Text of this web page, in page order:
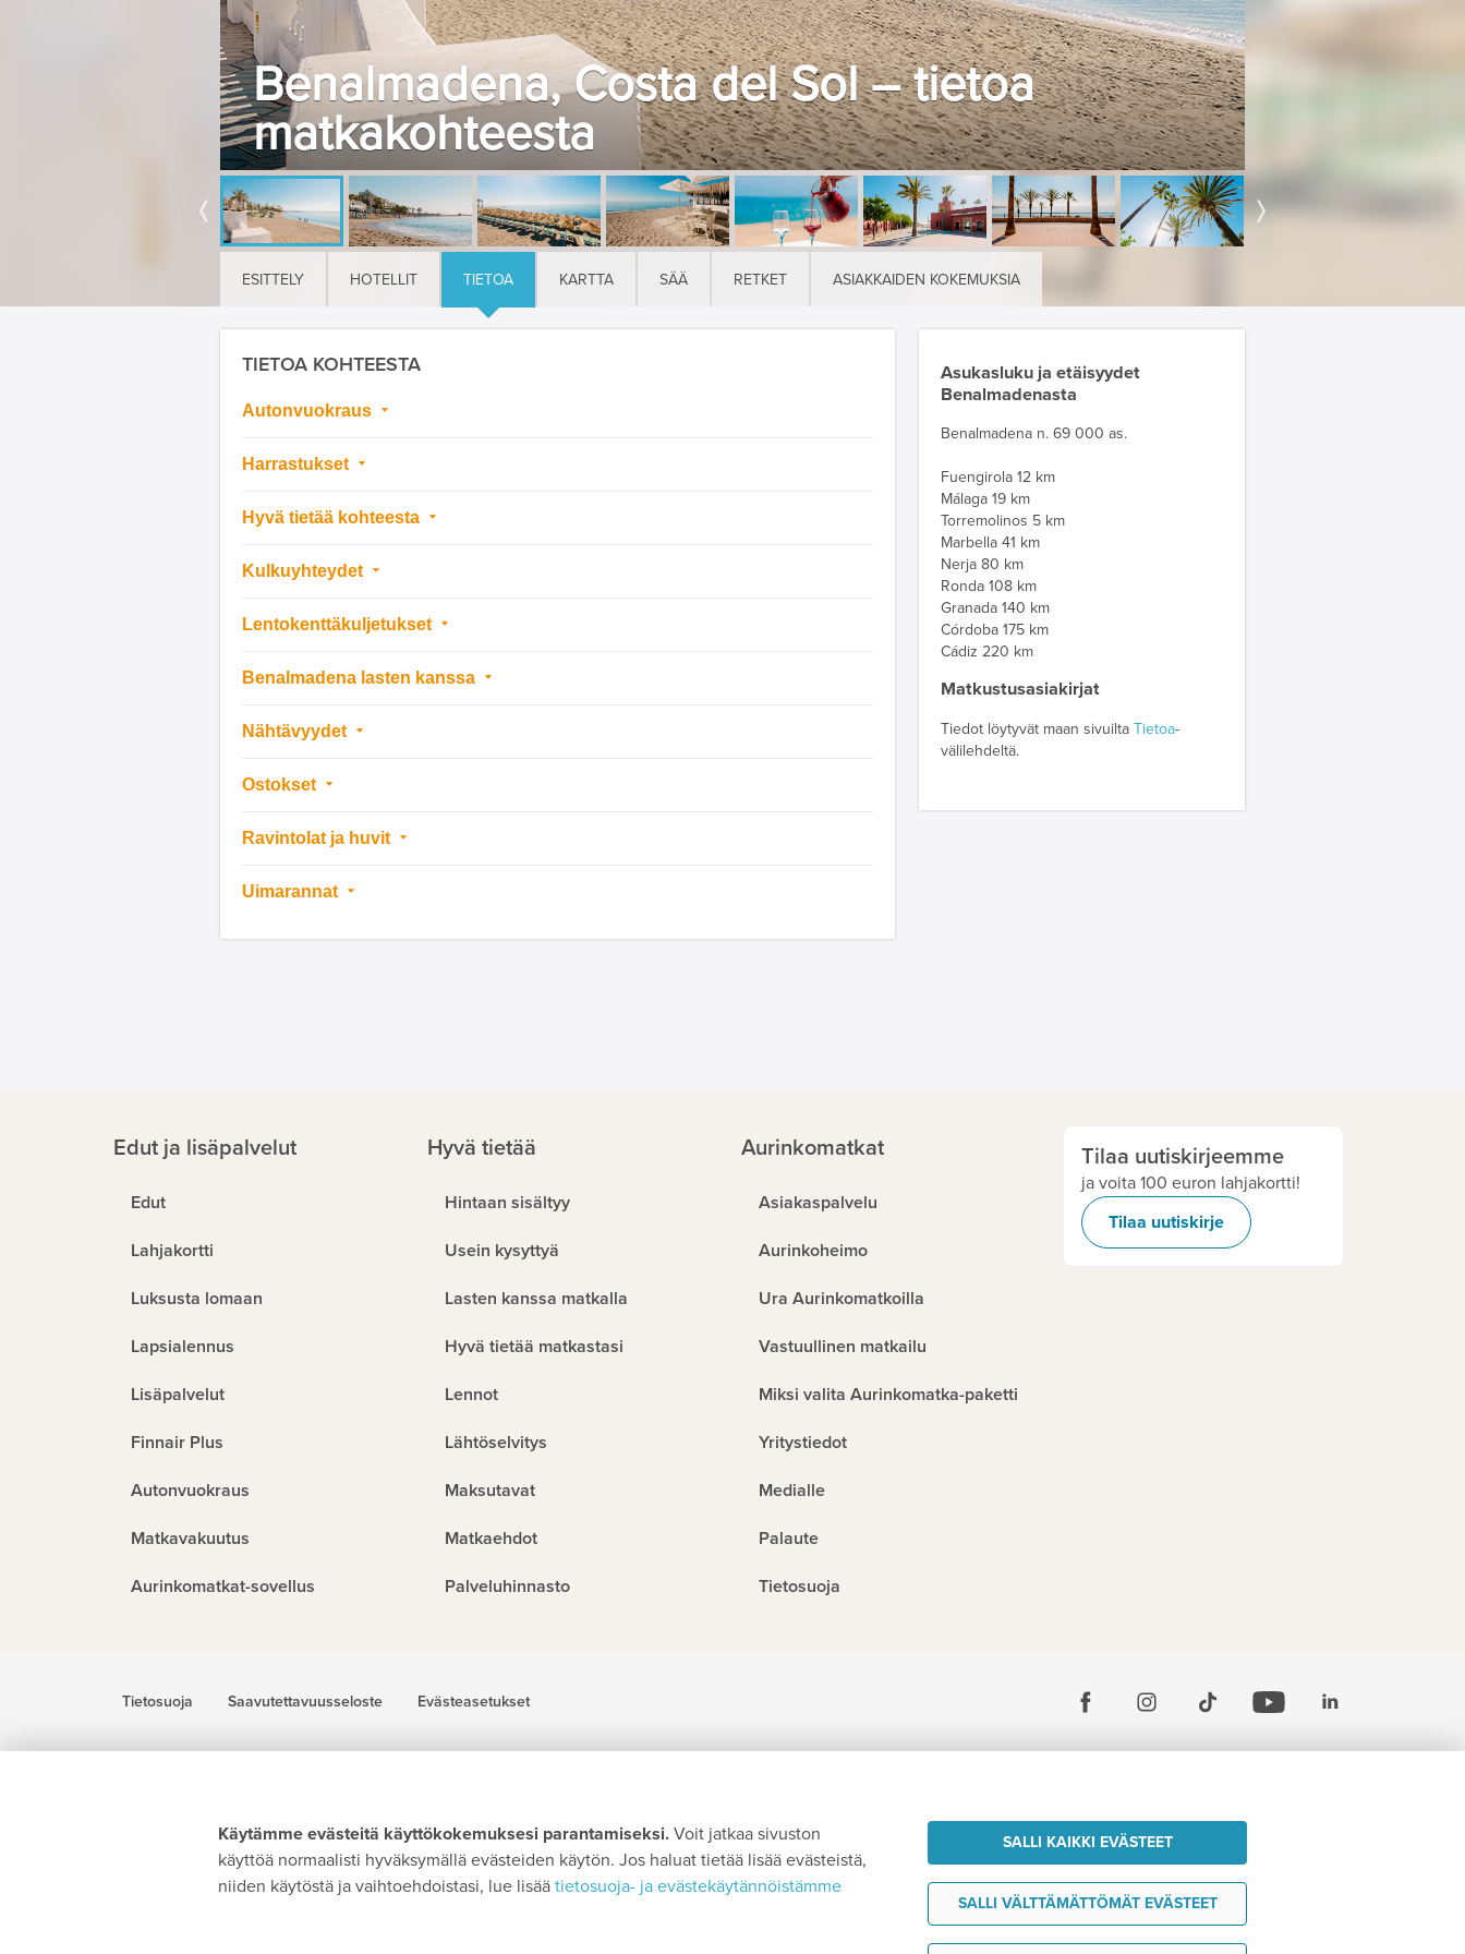
Benalmadena, Costa del Sol – tietoa
matkakohteesta
ESITTELY HOTELLIT TIETOA KARTTA SÄÄ RETKET ASIAKKAIDEN KOKEMUKSIA
TIETOA KOHTEESTA
Autonvuokraus
Harrastukset
Hyvä tietää kohteesta
Kulkuyhteydet
Lentokenttäkuljetukset
Benalmadena lasten kanssa
Nähtävyydet
Ostokset
Ravintolat ja huvit
Uimarannat
Asukasluku ja etäisyydet
Benalmadenasta
Benalmadena n. 69 000 as.
Fuengirola 12 km
Málaga 19 km
Torremolinos 5 km
Marbella 41 km
Nerja 80 km
Ronda 108 km
Granada 140 km
Córdoba 175 km
Cádiz 220 km
Matkustusasiakirjat
Tiedot löytyvät maan sivuiltaTietoa-
välilehdeltä.
Edut ja lisäpalvelut
Edut
Lahjakortti
Luksusta lomaan
Lapsialennus
Lisäpalvelut
Finnair Plus
Autonvuokraus
Matkavakuutus
Aurinkomatkat-sovellus
Hyvä tietää
Hintaan sisältyy
Usein kysyttyä
Lasten kanssa matkalla
Hyvä tietää matkastasi
Lennot
Lähtöselvitys
Maksutavat
Matkaehdot
Palveluhinnasto
Aurinkomatkat
Asiakaspalvelu
Aurinkoheimo
Ura Aurinkomatkoilla
Vastuullinen matkailu
Miksi valita Aurinkomatka-paketti
Yritystiedot
Medialle
Palaute
Tietosuoja
Tilaa uutiskirjeemme
ja voita 100 euron lahjakortti!
Tilaa uutiskirje
Tietosuoja Saavutettavuusseloste Evästeasetukset
Käytämme evästeitä käyttökokemuksesi parantamiseksi. Voit jatkaa sivuston
käyttöä normaalisti hyväksymällä evästeiden käytön. Jos haluat tietää lisää evästeistä,
niiden käytöstä ja vaihtoehdoistasi, lue lisää tietosuoja- ja evästekäytännöistämme
SALLI KAIKKI EVÄSTEET
SALLI VÄLTTÄMÄTTÖMÄT EVÄSTEET